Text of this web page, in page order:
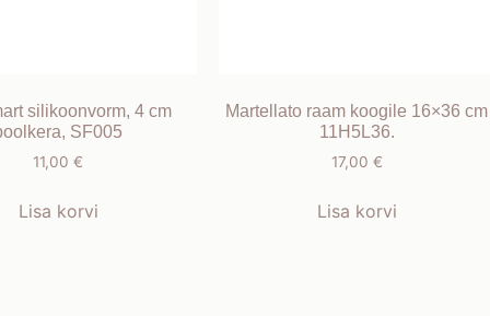
silikoonvorm, 4 cm
SF005
11,00€
Lisa korvi
Martellato raam koogile 16×36 cm
11H5L36.
17,00 €
Lisa korvi